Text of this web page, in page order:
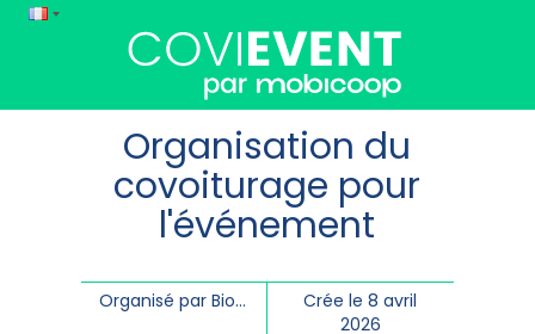
Organisation du
covoiturage pour
l'événement
Organisé par Biotech Santé Bretagne
Crée le 8 avril
2026